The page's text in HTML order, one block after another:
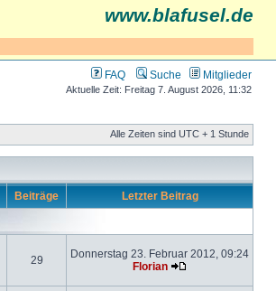
www.blafusel.de
FAQ Suche Mitglieder
Aktuelle Zeit: Freitag 7. August 2026, 11:32
Alle Zeiten sind UTC + 1 Stunde
Beiträge Letzter Beitrag
29
Donnerstag 23. Februar 2012, 09:24
Florian